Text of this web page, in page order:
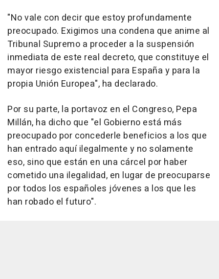
"No vale con decir que estoy profundamente
preocupado. Exigimos una condena que anime al
Tribunal Supremo a proceder a la suspensión
inmediata de este real decreto, que constituye el
mayor riesgo existencial para España y para la
propia Unión Europea", ha declarado.
Por su parte, la portavoz en el Congreso, Pepa
Millán, ha dicho que "el Gobierno está más
preocupado por concederle beneficios a los que
han entrado aquí ilegalmente y no solamente
eso, sino que están en una cárcel por haber
cometido una ilegalidad, en lugar de preocuparse
por todos los españoles jóvenes a los que les
han robado el futuro".